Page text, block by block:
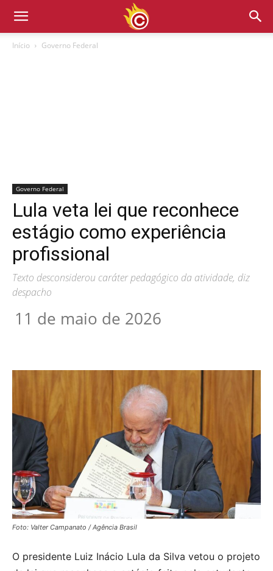
Início Governo Federal
Governo Federal
Lula veta lei que reconhece
estágio como experiência
profissional
Texto desconsiderou caráter pedagógico da atividade, diz
despacho
11 de maio de 2026
Foto: Valter Campanato / Agência Brasil
O presidente Luiz Inácio Lula da Silva vetou o projeto